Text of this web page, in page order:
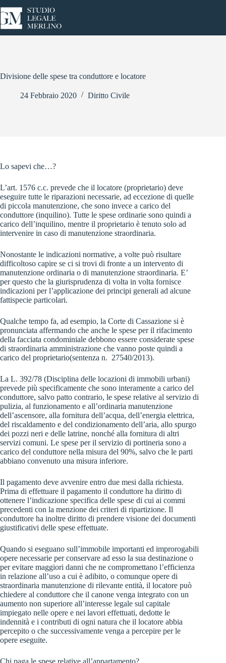
al
contenuto
Divisione delle spese tra conduttore e locatore
24 Febbraio 2020 Diritto Civile
Lo sapevi che…?
L’art. 1576 c.c. prevede che il locatore (proprietario) deve
eseguire tutte le riparazioni necessarie, ad eccezione di quelle
di piccola manutenzione, che sono invece a carico del
conduttore (inquilino). Tutte le spese ordinarie sono quindi a
carico dell’inquilino, mentre il proprietario è tenuto solo ad
intervenire in caso di manutenzione straordinaria.
Nonostante le indicazioni normative, a volte può risultare
difficoltoso capire se ci si trovi di fronte a un intervento di
manutenzione ordinaria o di manutenzione straordinaria. E’
per questo che la giurisprudenza di volta in volta fornisce
indicazioni per l’applicazione dei principi generali ad alcune
fattispecie particolari.
Qualche tempo fa, ad esempio, la Corte di Cassazione si è
pronunciata affermando che anche le spese per il rifacimento
della facciata condominiale debbono essere considerate spese
di straordinaria amministrazione che vanno poste quindi a
carico del proprietario(sentenza n. 27540/2013).
La L. 392/78 (Disciplina delle locazioni di immobili urbani)
prevede più specificamente che sono interamente a carico del
conduttore, salvo patto contrario, le spese relative al servizio di
pulizia, al funzionamento e all’ordinaria manutenzione
dell’ascensore, alla fornitura dell’acqua, dell’energia elettrica,
del riscaldamento e del condizionamento dell’aria, allo spurgo
dei pozzi neri e delle latrine, nonché alla fornitura di altri
servizi comuni. Le spese per il servizio di portineria sono a
carico del conduttore nella misura del 90%, salvo che le parti
abbiano convenuto una misura inferiore.
Il pagamento deve avvenire entro due mesi dalla richiesta.
Prima di effettuare il pagamento il conduttore ha diritto di
ottenere l’indicazione specifica delle spese di cui ai commi
precedenti con la menzione dei criteri di ripartizione. Il
conduttore ha inoltre diritto di prendere visione dei documenti
giustificativi delle spese effettuate.
Quando si eseguano sull’immobile importanti ed improrogabili
opere necessarie per conservare ad esso la sua destinazione o
per evitare maggiori danni che ne compromettano l’efficienza
in relazione all’uso a cui è adibito, o comunque opere di
straordinaria manutenzione di rilevante entità, il locatore può
chiedere al conduttore che il canone venga integrato con un
aumento non superiore all’interesse legale sul capitale
impiegato nelle opere e nei lavori effettuati, dedotte le
indennità e i contributi di ogni natura che il locatore abbia
percepito o che successivamente venga a percepire per le
opere eseguite.
Chi paga le spese relative all’appartamento?